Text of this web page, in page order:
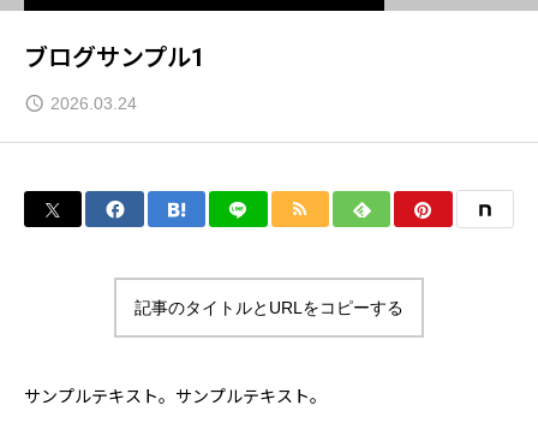
ブログサンプル1
2026.03.24
記事のタイトルとURLをコピーする
サンプルテキスト。サンプルテキスト。